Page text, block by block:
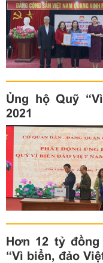
Ủng hộ Quỹ
2021
Hơn 12 tỷ
“Vì biển, đảo